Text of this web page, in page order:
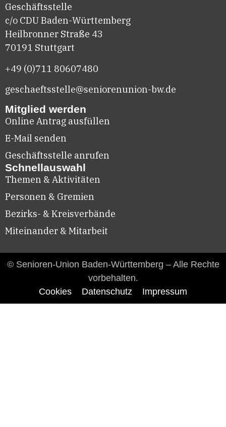
Geschäftsstelle
c/o CDU Baden-Württemberg
Heilbronner Straße 43
70191 Stuttgart
+49 (0)711 80607480
geschaeftsstelle@seniorenunion-bw.de
Mitglied werden
Online Antrag ausfüllen
E-Mail senden
Geschäftsstelle anrufen
Schnellauswahl
Themen & Aktivitäten
Personen & Gremien
Bezirks- & Kreisverbände
Miteinander & Mitarbeit
© Senioren-Union Baden-Württemberg – Alle Rechte
vorbehalten.
Cookies
Datenschutz Impressum